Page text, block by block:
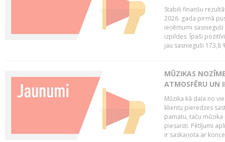
Stabili finanšu
2026. gada pirmā
ieņēmumi
izpildes. Īpaši
jau sasnieguši 173,8
MŪZIKAS
ATMOSFĒRU UN
Mūzika kā daļa no
klientu pieredzes
pamatu, taču
piesaisti. Pētījumi
ir saskaņota ar